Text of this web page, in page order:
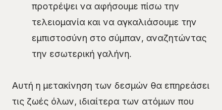
προτρέψει να αφήσουμε πίσω την
τελειομανία και να αγκαλιάσουμε την
εμπιστοσύνη στο σύμπαν, αναζητώντας
την εσωτερική γαλήνη.
Αυτή η μετακίνηση των δεσμών θα επηρεάσει
τις ζωές όλων, ιδιαίτερα των ατόμων που